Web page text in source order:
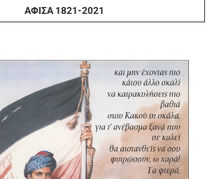
ΑΦΊΣΑ 1821-2021